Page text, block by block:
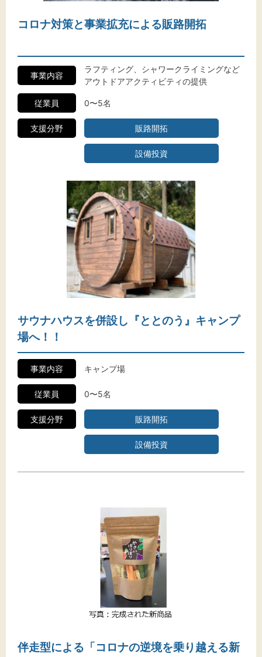
コロナ対策と事業拡充による販路開拓
事業内容
ラフティング、シャワークライミングなど
アウトドアアクティビティの提供
従業員 0〜5名
支援分野 販路開拓
設備投資
サウナハウスを併設し『ととのう』キャンプ
場へ！！
事業内容 キャンプ場
従業員 0〜5名
支援分野 販路開拓
設備投資
伴走型による「コロナの逆境を乗り越える新